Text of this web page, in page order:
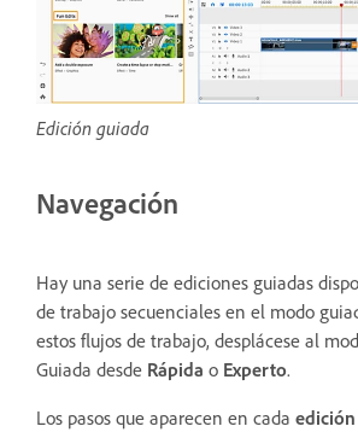
Edición guiada
Navegación
Hay una serie de ediciones guiadas
de trabajo secuenciales en el modo
estos flujos de trabajo, desplácese al
Guiada desde Rápida o Experto.
Los pasos que aparecen en cada